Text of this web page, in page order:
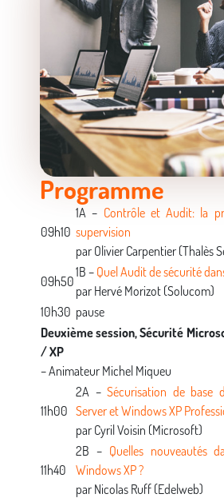
Programme
09h10
1A – Contrôle et Audit: la
supervision
par Olivier Carpentier (Thalès
09h50
1B – Quel Audit de sécurité
par Hervé Morizot (Solucom)
10h30 pause
Deuxième session, Sécurité
/ XP
– Animateur Michel Miqueu
11h00
2A –Sécurisation de base
Server et Windows XP
par Cyril Voisin (Microsoft)
11h40
2B – Quelles nouveautés
Windows XP ?
par Nicolas Ruff (Edelweb)